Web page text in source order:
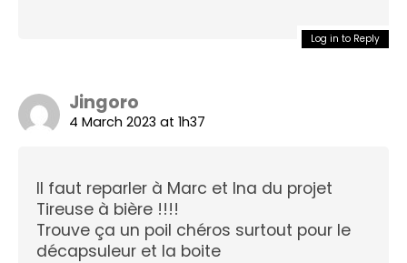
Log in to Reply
Jingoro
4 March 2023 at 1h37
Il faut reparler à Marc et Ina du projet
Tireuse à bière !!!!
Trouve ça un poil chéros surtout pour le
décapsuleur et la boite